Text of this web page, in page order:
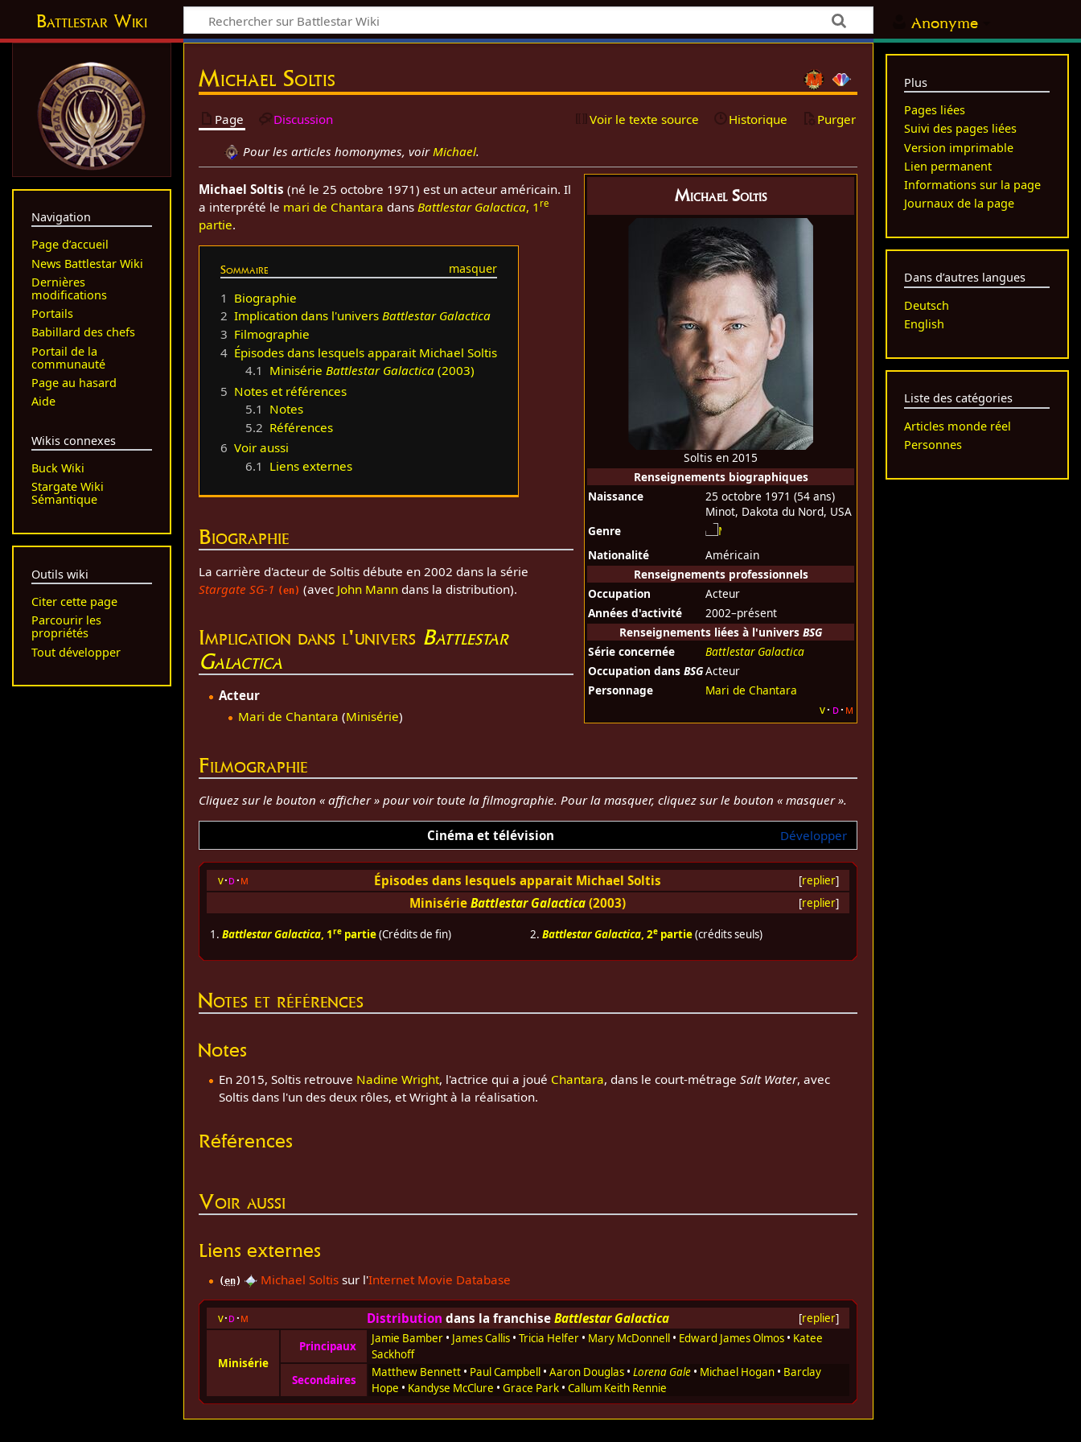
Anonyme
Battlestar Wiki
Michael Soltis
Page Discussion Voir le texte source Historique Purger
Pour les articles homonymes, voir Michael.
Michael Soltis
Soltis en 2015
Renseignements biographiques
Naissance
25 octobre 1971 (54 ans)
Minot, Dakota du Nord, USA
Genre
Nationalité
Américain
Renseignements professionnels
Occupation
Acteur
Années d'activité
2002–présent
Renseignements liées à l'universBSG
Série concernée
Battlestar Galactica
Occupation dansBSGActeur
Personnage
Mari de Chantara
v d m
Michael Soltis (né le 25 octobre 1971) est un acteur américain. Il
a interprété le mari de Chantara dans Battlestar Galactica, 1 re
partie.
Sommaire
1 Biographie
2 Implication dans l'universBattlestar Galactica
3 Filmographie
4 Épisodes dans lesquels apparait Michael Soltis
4.1 Minisérie Battlestar Galactica(2003)
5 Notes et références
5.1 Notes
5.2 Références
6 Voir aussi
6.1 Liens externes
Biographie
La carrière d'acteur de Soltis débute en 2002 dans la série
Stargate SG-1 (en) (avec John Mann dans la distribution).
Implication dans l'univers Battlestar
Galactica
Acteur
Mari de Chantara (Minisérie)
Filmographie
Cliquez sur le bouton « afficher » pour voir toute la filmographie. Pour la masquer, cliquez sur le bouton « masquer ».
Développer
Cinéma et télévision
[replier]
v d m Épisodes dans lesquels apparait Michael Soltis
[replier]
MinisérieBattlestar Galactica (2003)
1. Battlestar Galactica, 1repartie(Crédits de fin) 2. Battlestar Galactica, 2epartie(crédits seuls)
Notes et références
Notes
En 2015, Soltis retrouve Nadine Wright, l'actrice qui a joué Chantara, dans le court-métrage Salt Water, avec
Soltis dans l'un des deux rôles, et Wright à la réalisation.
Références
Voir aussi
Liens externes
(en) Michael Soltissur l'Internet Movie Database
[replier]
v d m Distribution dans la franchise Battlestar Galactica
Minisérie
Principaux
Jamie Bamber• James Callis• Tricia Helfer• Mary McDonnell• Edward James Olmos• Katee
Sackhoff
Secondaires
Matthew Bennett• Paul Campbell• Aaron Douglas• Lorena Gale• Michael Hogan• Barclay
Hope • Kandyse McClure • Grace Park• Callum Keith Rennie
Navigation
Page d’accueil
News Battlestar Wiki
Dernières
modifications
Portails
Babillard des chefs
Portail de la
communauté
Page au hasard
Aide
Wikis connexes
Buck Wiki
Stargate Wiki
Sémantique
Outils wiki
Citer cette page
Parcourir les
propriétés
Tout développer
Plus
Pages liées
Suivi des pages liées
Version imprimable
Lien permanent
Informations sur la page
Journaux de la page
Dans d’autres langues
Deutsch
English
Liste des catégories
Articles monde réel
Personnes